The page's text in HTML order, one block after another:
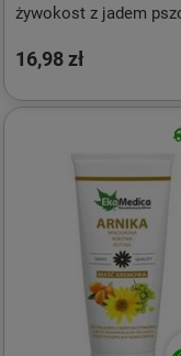
żywokost z jadem
16,98 zł